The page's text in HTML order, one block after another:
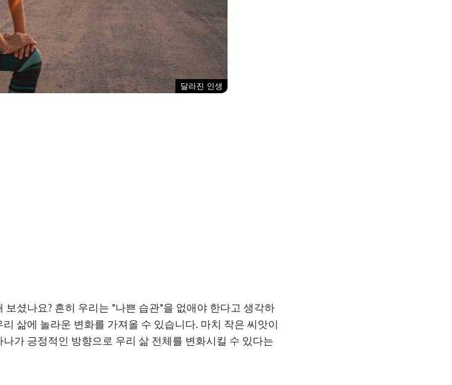
달라진 인생
보셨나요? 흔히 우리는 "나쁜 습관"을 없애야 한다고 생각하
삶에 놀라운 변화를 가져올 수 있습니다. 마치 작은 씨앗이
가 긍정적인 방향으로 우리 삶 전체를 변화시킬 수 있다는